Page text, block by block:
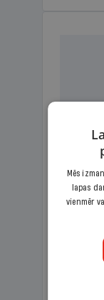
Mēs
lapas
vienmēr